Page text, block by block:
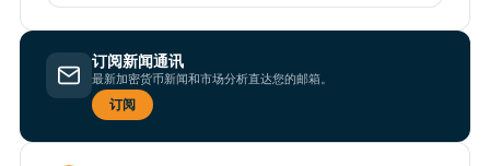
订阅新闻通讯
最新加密货币新闻和市场分析直达您的邮箱。
订阅